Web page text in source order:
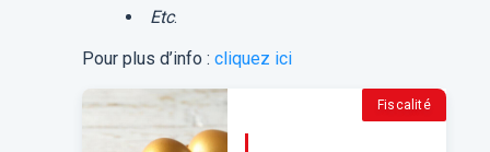
Etc.
Pour plus d’info : cliquez ici
Fiscalité